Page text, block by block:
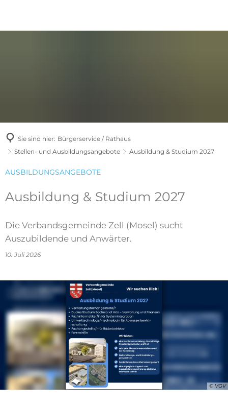
Sie sind hier: Bürgerservice / Rathaus
Stellen- und Ausbildungsangebote
Ausbildung & Studium 2027
AUSBILDUNGSANGEBOTE
Ausbildung & Studium 2027
Die Verbandsgemeinde Zell (Mosel) sucht
Auszubildende und Anwärter.
10. Juli 2026
© VGV